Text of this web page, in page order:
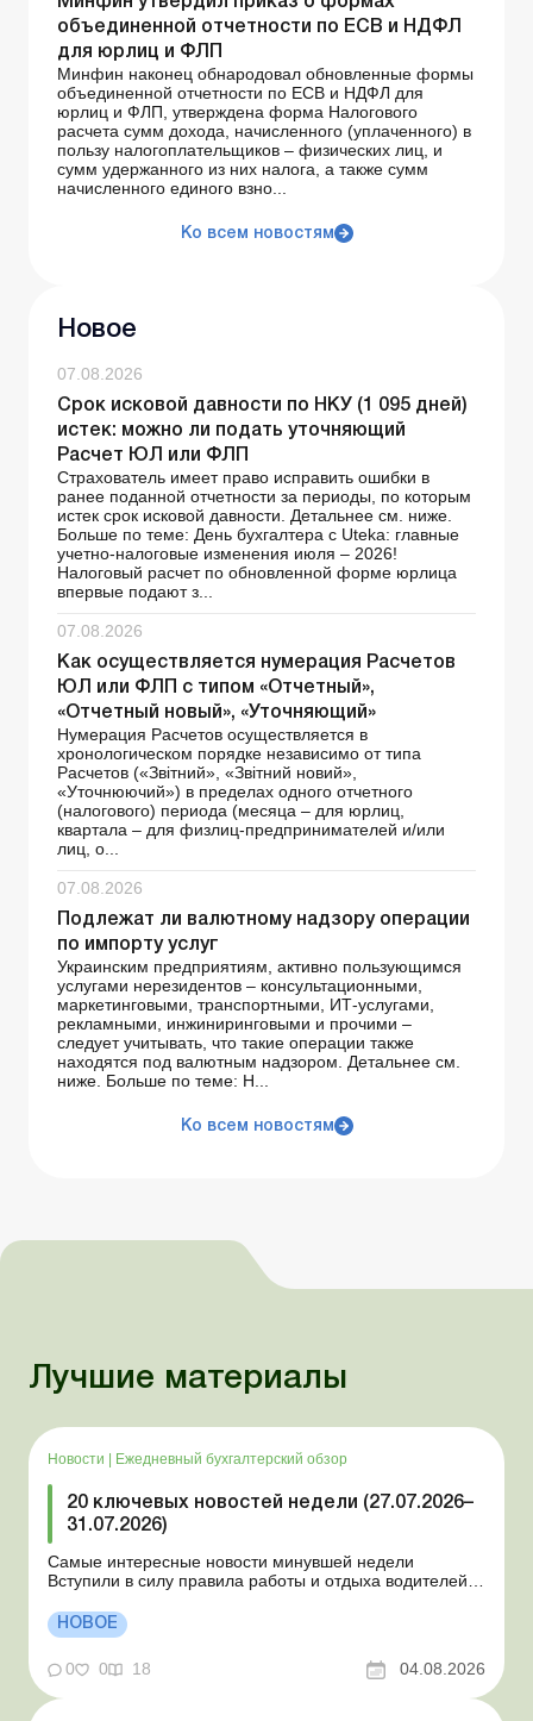
объединенной отчетности по ЕСВ и НДФЛ
для юрлиц и ФЛП
Минфин наконец обнародовал обновленные формы
объединенной отчетности по ЕСВ и НДФЛ для
юрлиц и ФЛП, утверждена форма Налогового
расчета сумм дохода, начисленного (уплаченного) в
пользу налогоплательщиков – физических лиц, и
сумм удержанного из них налога, а также сумм
начисленного единого взно...
Ко всем новостям
Новое
07.08.2026
Срок исковой давности по НКУ (1 095 дней)
истек: можно ли подать уточняющий
Расчет ЮЛ или ФЛП
Страхователь имеет право исправить ошибки в
ранее поданной отчетности за периоды, по которым
истек срок исковой давности. Детальнее см. ниже.
Больше по теме: День бухгалтера с Uteka: главные
учетно-налоговые изменения июля – 2026!
Налоговый расчет по обновленной форме юрлица
впервые подают з...
07.08.2026
Как осуществляется нумерация Расчетов
ЮЛ или ФЛП с типом «Отчетный»,
«Отчетный новый», «Уточняющий»
Нумерация Расчетов осуществляется в
хронологическом порядке независимо от типа
Расчетов («Звітний», «Звітний новий»,
«Уточнюючий») в пределах одного отчетного
(налогового) периода (месяца – для юрлиц,
квартала – для физлиц-предпринимателей и/или
лиц, о...
07.08.2026
Подлежат ли валютному надзору операции
по импорту услуг
Украинским предприятиям, активно пользующимся
услугами нерезидентов – консультационными,
маркетинговыми, транспортными, ИТ-услугами,
рекламными, инжиниринговыми и прочими –
следует учитывать, что такие операции также
находятся под валютным надзором. Детальнее см.
ниже. Больше по теме: Н...
Ко всем новостям
Лучшие материалы
Новости Ежедневный бухгалтерский обзор
20 ключевых новостей недели (27.07.2026–
31.07.2026)
Самые интересные новости минувшей недели
Вступили в силу правила работы и отдыха водителей
положении Для сельхозпредприятий и ФЛП введены
новые разовые статистические формы Со 2 августа
изменяется порядок зачисления отдельных периодов
работы в стр...
НОВОЕ
0 0 18 04.08.2026